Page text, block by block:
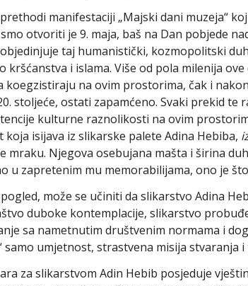
manifestaciji „Majski dani muzeja“
otvoriti je 9. maja, baš na Dan pobjede
taj humanistički, kozmopolitski
kršćanstva i islama. Više od pola milenija
koegzistiraju na ovim prostorima, čak i
stoljeće, ostati zapamćeno. Svaki prekid
kulturne raznolikosti na ovim
koja isijava iz slikarske palete Adina Hebiba,
mraku. Njegova osebujana mašta i širina
u zapretenim mu memorabilijama, ono je
može se učiniti da slikarstvo Adina
duboke kontemplacije, slikarstvo
sa nametnutim društvenim normama i
samo umjetnost, strastvena misija stvaranja
za slikarstvom Adin Hebib posjeduje